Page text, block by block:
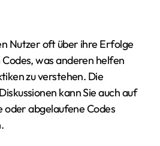
Nutzer oft über ihre Erfolge
was anderen helfen
zu verstehen. Die
kann Sie auch auf
oder abgelaufene Codes